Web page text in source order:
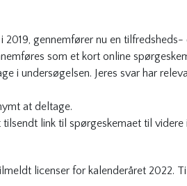
gennemfører nu en
som et kort online
i undersøgelsen. Jeres svar har
at deltage.
link til spørgeskemaet til videre
licenser for kalenderåret 2022.